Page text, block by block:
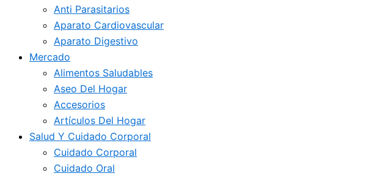
Anti Parasitarios
Aparato Cardiovascular
Aparato Digestivo
Mercado
Alimentos Saludables
Aseo Del Hogar
Accesorios
Artículos Del Hogar
Salud Y Cuidado Corporal
Cuidado Corporal
Cuidado Oral